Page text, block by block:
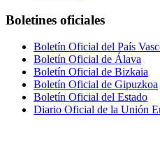
Boletines oficiales
Boletín Oficial del País
Boletín Oficial de Álava
Boletín Oficial de Bizkaia
Boletín Oficial de Gipuzkoa
Boletín Oficial del Estado
Diario Oficial de la Unión